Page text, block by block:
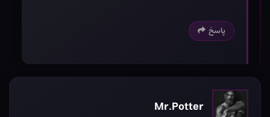
پاسخ
Mr.Potter